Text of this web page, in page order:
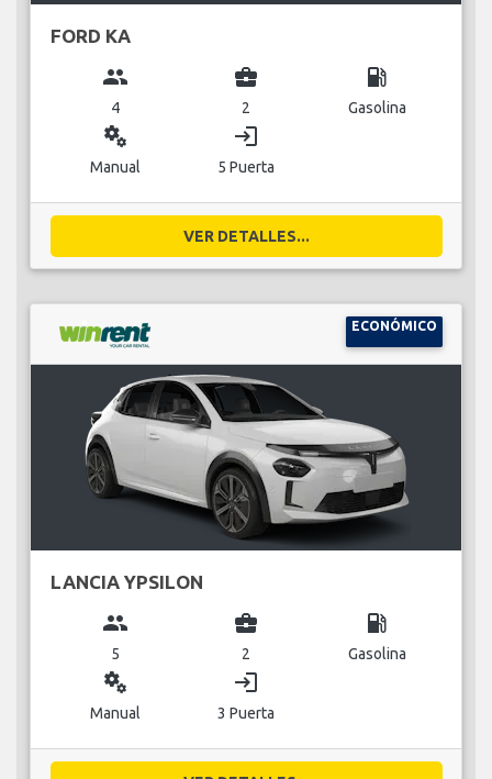
FORD KA
group
4
business_center
2
local_gas_station
Gasolina
miscellaneous_services
Manual
login
5 Puerta
VER DETALLES...
ECONÓMICO
LANCIA YPSILON
group
5
business_center
2
local_gas_station
Gasolina
miscellaneous_services
Manual
login
3 Puerta